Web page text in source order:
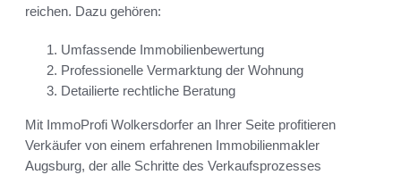
reichen. Dazu gehören:
Umfassende Immobilienbewertung
Professionelle Vermarktung der Wohnung
Detailierte rechtliche Beratung
Mit ImmoProfi Wolkersdorfer an Ihrer Seite profitieren
Verkäufer von einem erfahrenen Immobilienmakler
Augsburg, der alle Schritte des Verkaufsprozesses